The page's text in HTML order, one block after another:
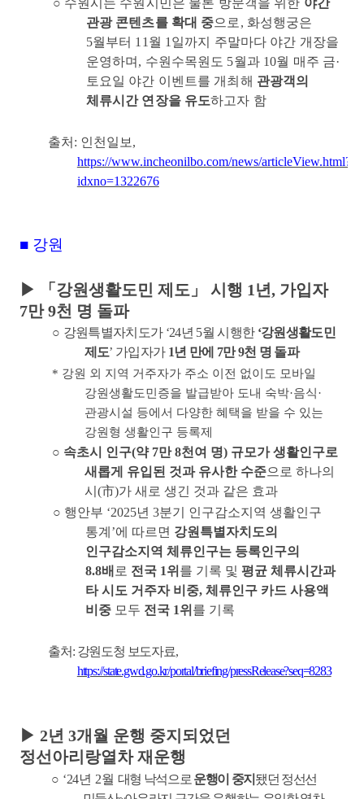
관광 콘텐츠를 확대 중으로 , 화성행궁은
5월부터 11 월 1 일까지 주말마다 야간 개장을
운영하며 , 수원수목원도 5월과 10월 매주 금·
토요일 야간 이벤트를 개최해 관광객의
체류시간 연장을 유도하고자 함
출처 : 인천일보 ,
https://www.incheonilbo.com/news/articleView.html?
idxno=1322676
■ 강원
▶ 「강원생활도민 제도」 시행 1 년, 가입자
7만9천 명 돌파
○ 강원특별자치도가 ‘24년 5월 시행한 ‘강원생활도민
제도’ 가입자가 1년 만에 7만9천 명 돌파
* 강원 외 지역 거주자가 주소 이전 없이도 모바일
강원생활도민증을 발급받아 도내 숙박·음식·
관광시설 등에서 다양한 혜택을 받을 수 있는
강원형 생활인구 등록제
○ 속초시 인구(약 7만8천여 명) 규모가 생활인구로
새롭게 유입된 것과 유사한 수준으로 하나의
시 (市)가 새로 생긴 것과 같은 효과
○ 행안부 ‘2025년 3분기 인구감소지역 생활인구
통계 ’에 따르면 강원특별자치도의
인구감소지역 체류인구는 등록인구의
8.8배 로 전국 1위 를 기록 및평균 체류시간과
타 시도 거주자 비중,체류인구 카드 사용액
비중 모두 전국 1위 를 기록
출처: 강원도청 보도자료,
https://state.gwd.go.kr/portal/briefing/pressRelease?seq=8283
▶ 2년 3개월 운행 중지되었던
정선아리랑열차 재운행
○ ‘24년 2월 대형 낙석으로 운행이 중지 됐던 정선선